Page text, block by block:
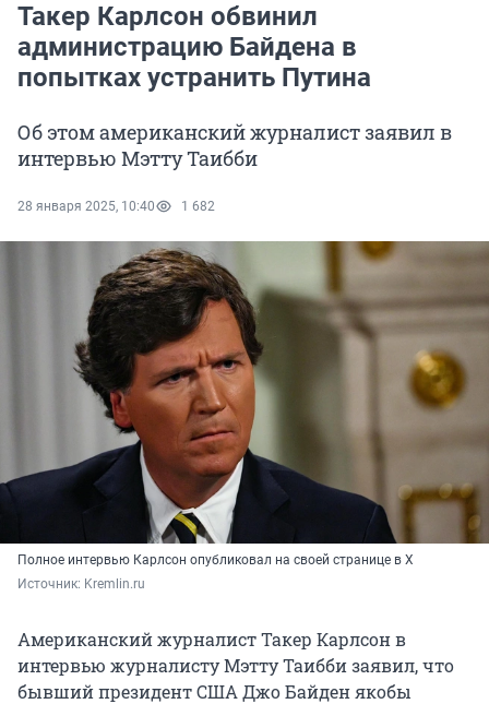
Такер Карлсон обвинил
администрацию Байдена в
попытках устранить Путина
Об этом американский журналист заявил в
интервью Мэтту Таибби
28 января 2025, 10:40 1 682
Полное интервью Карлсон опубликовал на своей странице в X
Источник: Kremlin.ru
Американский журналист Такер Карлсон в
интервью журналисту Мэтту Таибби заявил, что
бывший президент США Джо Байден якобы